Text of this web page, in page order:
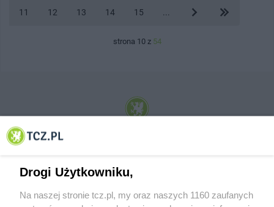
11 12 13 14 15
strona 10 z 54
© 2001-2026 Tczew - TCZ.PL Sp. z o.o. Internetowy Serwis Informacyjny Miasta
Drogi Użytkowniku,
Na naszej stronie tcz.pl, my oraz naszych 1160 zaufanych